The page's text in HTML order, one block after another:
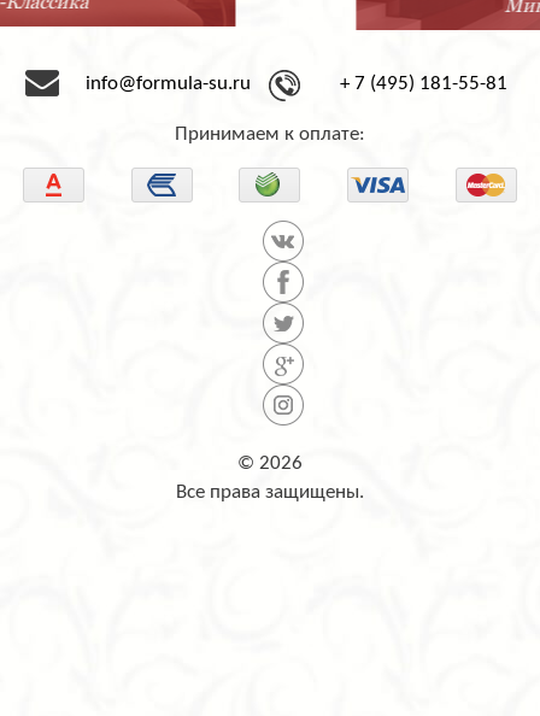
info@formula-su.ru + 7 (495) 181-55-81
Принимаем к оплате:
© 2026
Все права защищены.